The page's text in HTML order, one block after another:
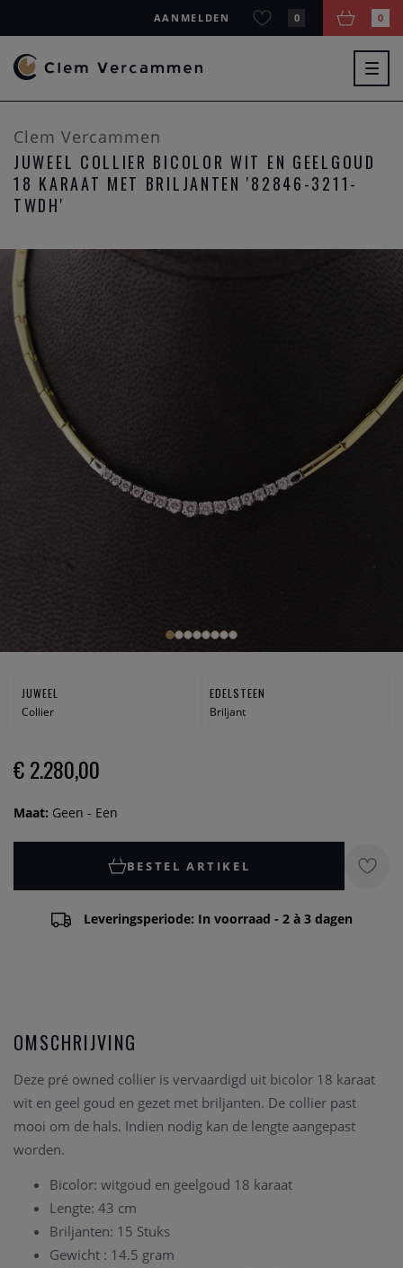
AANMELDEN 0 0
Clem Vercammen
JUWEEL COLLIER BICOLOR WIT EN GEELGOUD
18 KARAAT MET BRILJANTEN '82846-3211-
TWDH'
JUWEEL
Collier
EDELSTEEN
Briljant
€ 2.280,00
Maat: Geen - Een
BESTEL ARTIKEL
Leveringsperiode: In voorraad - 2 à 3 dagen
OMSCHRIJVING
Deze pré owned collier is vervaardigd uit bicolor 18 karaat
wit en geel goud en gezet met briljanten. De collier past
mooi om de hals. Indien nodig kan de lengte aangepast
worden.
Bicolor: witgoud en geelgoud 18 karaat
Lengte: 43 cm
Briljanten: 15 Stuks
Gewicht : 14.5 gram